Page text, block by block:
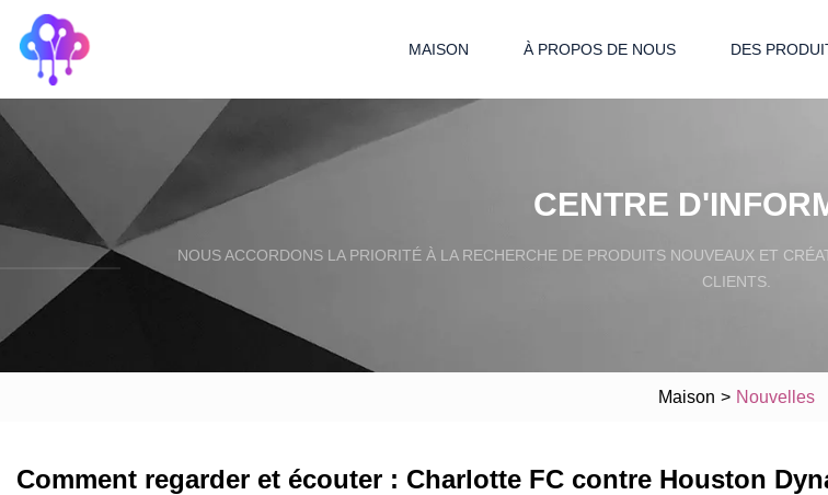
MAISON À PROPOS DE NOUS DES
CENTRE
NOUS ACCORDONS LA PRIORITÉ À LA RECHERCHE DE PRODUITS NOUVEAUX ET
CLIENTS.
Maison > Nouvelles
Comment regarder et écouter : Charlotte FC contre Houston